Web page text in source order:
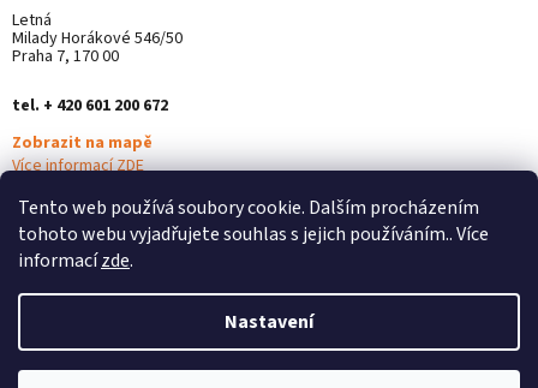
Tento web používá soubory cookie. Dalším procházením
tohoto webu vyjadřujete souhlas s jejich používáním.. Více
informacízde.
Nastavení
Letná
Milady Horákové 546/50
Praha 7, 170 00
tel. + 420 601 200 672
Zobrazit na mapě
Více informací ZDE
Vytvořil Shoptet